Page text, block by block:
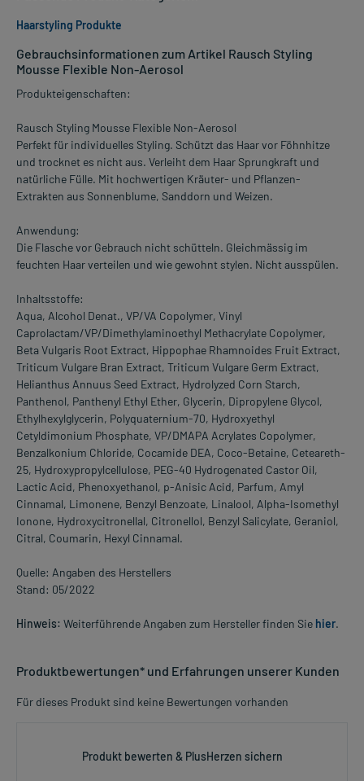
Gebrauchsinformationen zum Artikel Rausch Styling
Mousse Flexible Non-Aerosol
Produkteigenschaften:
Rausch Styling Mousse Flexible Non-Aerosol
Perfekt für individuelles Styling. Schützt das Haar vor Föhnhitze
und trocknet es nicht aus. Verleiht dem Haar Sprungkraft und
natürliche Fülle. Mit hochwertigen Kräuter- und Pflanzen-
Extrakten aus Sonnenblume, Sanddorn und Weizen.
Anwendung:
Die Flasche vor Gebrauch nicht schütteln. Gleichmässig im
feuchten Haar verteilen und wie gewohnt stylen. Nicht ausspülen.
Inhaltsstoffe:
Aqua, Alcohol Denat., VP/VA Copolymer, Vinyl
Caprolactam/VP/Dimethylaminoethyl Methacrylate Copolymer,
Beta Vulgaris Root Extract, Hippophae Rhamnoides Fruit Extract,
Triticum Vulgare Bran Extract, Triticum Vulgare Germ Extract,
Helianthus Annuus Seed Extract, Hydrolyzed Corn Starch,
Panthenol, Panthenyl Ethyl Ether, Glycerin, Dipropylene Glycol,
Ethylhexylglycerin, Polyquaternium-70, Hydroxyethyl
Cetyldimonium Phosphate, VP/DMAPA Acrylates Copolymer,
Benzalkonium Chloride, Cocamide DEA, Coco-Betaine, Ceteareth-
25, Hydroxypropylcellulose, PEG-40 Hydrogenated Castor Oil,
Lactic Acid, Phenoxyethanol, p-Anisic Acid, Parfum, Amyl
Cinnamal, Limonene, Benzyl Benzoate, Linalool, Alpha-Isomethyl
Ionone, Hydroxycitronellal, Citronellol, Benzyl Salicylate, Geraniol,
Citral, Coumarin, Hexyl Cinnamal.
Quelle: Angaben des Herstellers
Stand: 05/2022
Hinweis: Weiterführende Angaben zum Hersteller finden Sie hier.
Produktbewertungen* und Erfahrungen unserer Kunden
Für dieses Produkt sind keine Bewertungen vorhanden
Produkt bewerten & PlusHerzen sichern
Haarstyling Produkte